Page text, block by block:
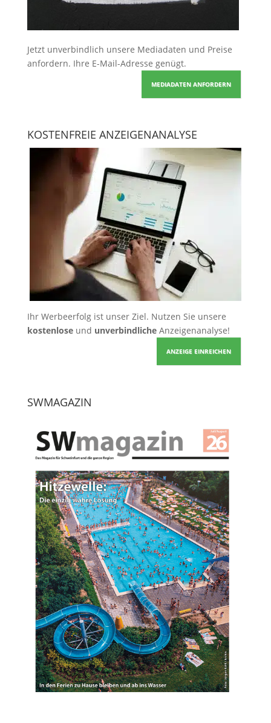
Jetzt unverbindlich unsere Mediadaten und Preise
anfordern. Ihre E-Mail-Adresse genügt.
MEDIADATEN ANFORDERN
KOSTENFREIE ANZEIGENANALYSE
Ihr Werbeerfolg ist unser Ziel. Nutzen Sie unsere
kostenloseund unverbindlicheAnzeigenanalyse!
ANZEIGE EINREICHEN
SWMAGAZIN